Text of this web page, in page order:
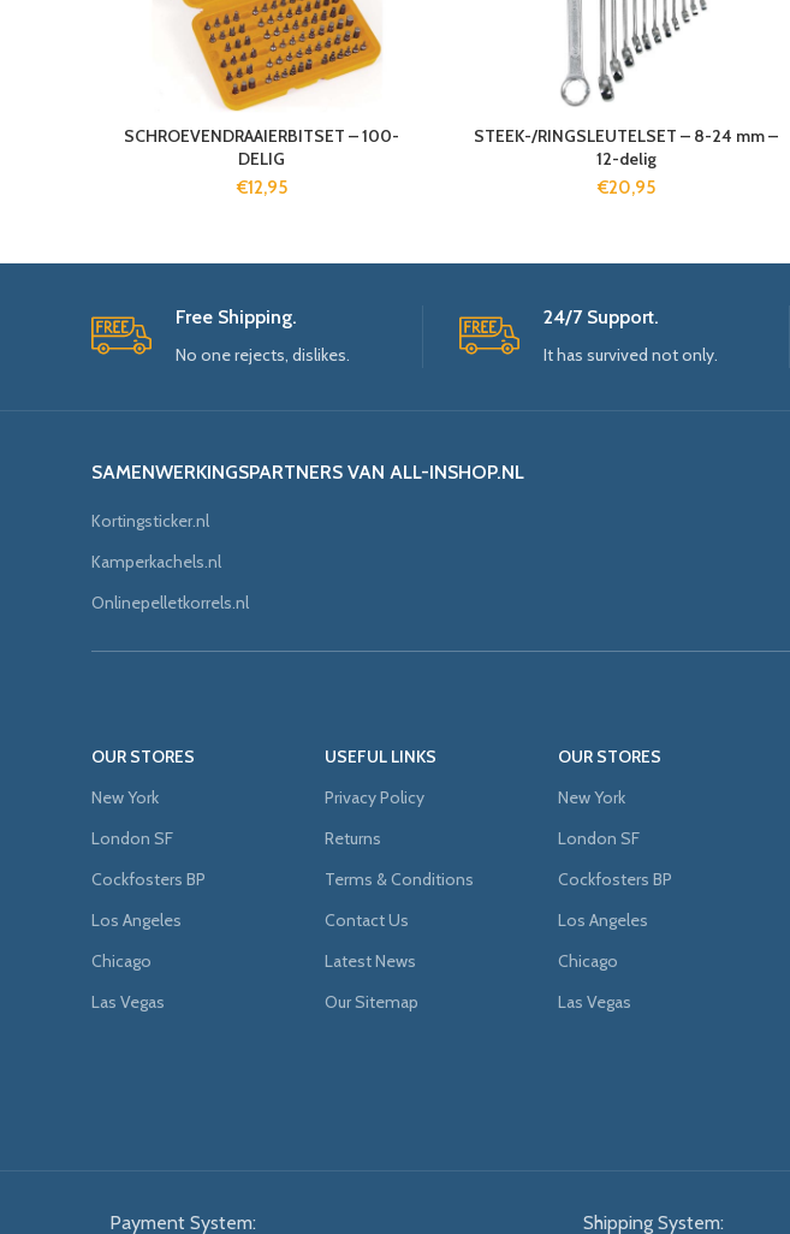
SCHROEVENDRAAIERBITSET – 100-
DELIG
€12,95
STEEK-/RINGSLEUTELSET – 8-24 mm –
12-delig
€20,95
Free Shipping.
No one rejects, dislikes.
24/7 Support.
It has survived not only.
SAMENWERKINGSPARTNERS VAN ALL-INSHOP.NL
Kortingsticker.nl
Kamperkachels.nl
Onlinepelletkorrels.nl
OUR STORES
New York
London SF
Cockfosters BP
Los Angeles
Chicago
Las Vegas
USEFUL LINKS
Privacy Policy
Returns
Terms & Conditions
Contact Us
Latest News
Our Sitemap
OUR STORES
New York
London SF
Cockfosters BP
Los Angeles
Chicago
Las Vegas
Payment System: Shipping System: